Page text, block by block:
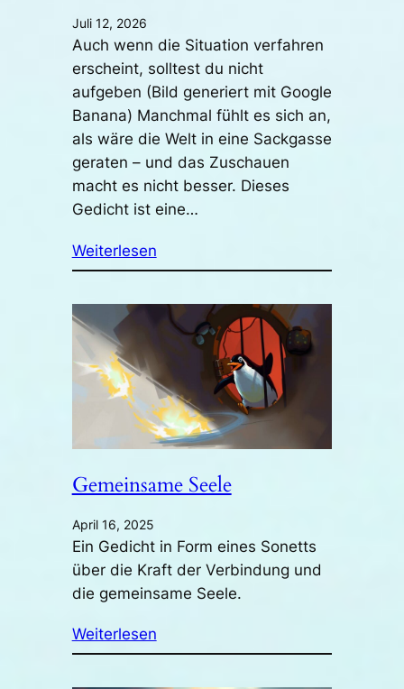
Juli 12, 2026
Auch wenn die Situation verfahren
erscheint, solltest du nicht
aufgeben (Bild generiert mit Google
Banana) Manchmal fühlt es sich an,
als wäre die Welt in eine Sackgasse
geraten – und das Zuschauen
macht es nicht besser. Dieses
Gedicht ist eine…
Weiterlesen
Gemeinsame Seele
April 16, 2025
Ein Gedicht in Form eines Sonetts
über die Kraft der Verbindung und
die gemeinsame Seele.
Weiterlesen